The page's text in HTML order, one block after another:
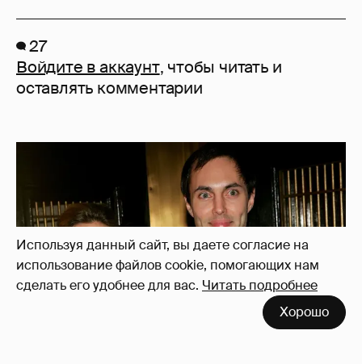
Используя данный сайт, вы даете согласие на
использование файлов cookie, помогающих нам
сделать его удобнее для вас. Читать подробнее
Хорошо
27
Войдите в аккаунт, чтобы читать и
оставлять комментарии